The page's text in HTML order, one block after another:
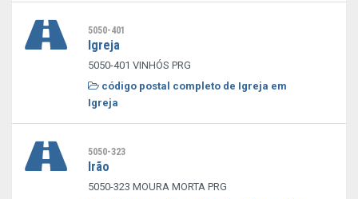
5050-401
Igreja
5050-401 VINHÓS PRG
código postal completo de Igreja em
Igreja
5050-323
Irão
5050-323 MOURA MORTA PRG